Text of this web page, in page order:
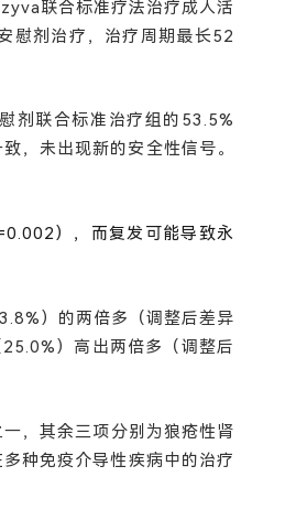
联合标准疗法治疗成人活
慰剂治疗，治疗周期最长52
剂联合标准治疗组的53.5%
，未出现新的安全性信号。
），而复发可能导致永
）的两倍多
（调整后差异
）高出两倍多（调整后
，其余三项分别为狼疮性肾
种免疫介导性疾病中的治疗